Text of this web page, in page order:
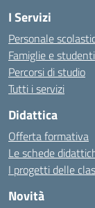
I Servizi
Personale
Famiglie e studenti
Percorsi di studio
Tutti i servizi
Didattica
Offerta formativa
Le schede
I progetti delle
Novità